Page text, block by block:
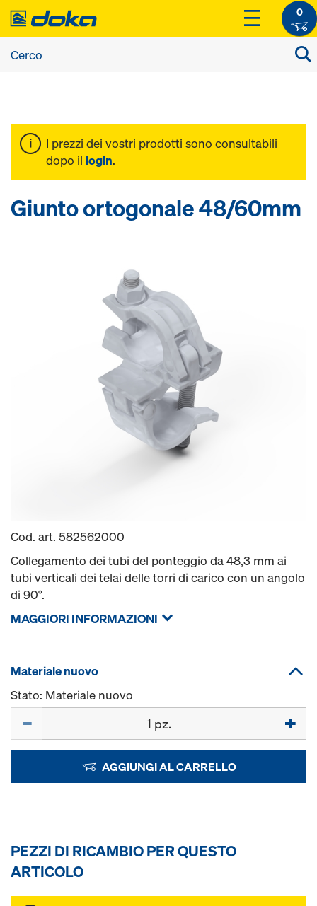
0
I prezzi dei vostri prodotti sono consultabili
dopo il login.
Giunto ortogonale 48/60mm
Cod. art. 582562000
Collegamento dei tubi del ponteggio da 48,3 mm ai
tubi verticali dei telai delle torri di carico con un angolo
di 90°.
MAGGIORI INFORMAZIONI
Materiale nuovo
Stato: Materiale nuovo
AGGIUNGI AL CARRELLO
PEZZI DI RICAMBIO PER QUESTO
ARTICOLO